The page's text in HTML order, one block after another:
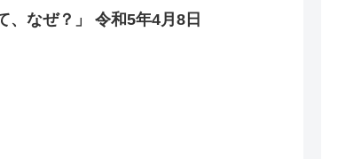
、なぜ？」 令和5年4月8日